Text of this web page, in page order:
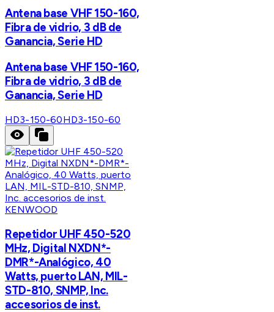
Antena base VHF 150-160,
Fibra de vidrio, 3 dB de
Ganancia, Serie HD
Antena base VHF 150-160,
Fibra de vidrio, 3 dB de
Ganancia, Serie HD
HD3-150-60HD3-150-60
KENWOOD
Repetidor UHF 450-520
MHz, Digital NXDN*-
DMR*-Analógico, 40
Watts, puerto LAN, MIL-
STD-810, SNMP, Inc.
accesorios de inst.